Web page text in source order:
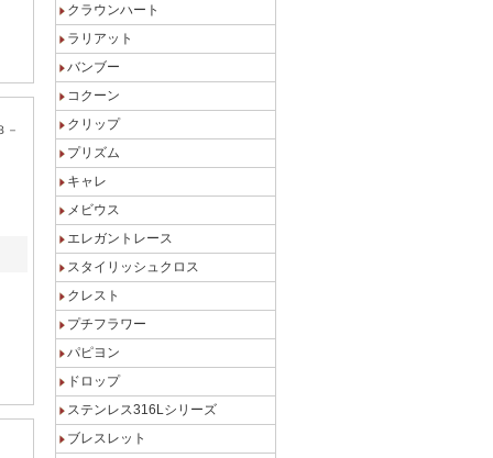
－
クラウンハート
ラリアット
バンブー
コクーン
クリップ
プリズム
キャレ
メビウス
エレガントレース
スタイリッシュクロス
クレスト
プチフラワー
パピヨン
ドロップ
ステンレス316Lシリーズ
ブレスレット